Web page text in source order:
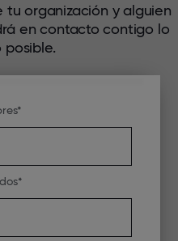
tu organización y alguien
en contacto contigo lo
posible.